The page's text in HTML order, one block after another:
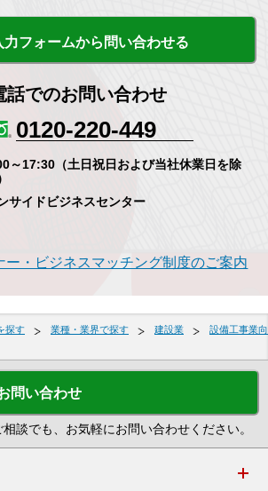
力フォームから問い合わせる
話でのお問い合わせ
0120-220-449
～17:30（土日祝日および当社休業日を除
サイドビジネスセンター
ー・ビジネスマッチング制度のご案内
探す 業種・業界で探す 建設業
設備工事業向
問い合わせ
談でも、お気軽にお問い合わせください。